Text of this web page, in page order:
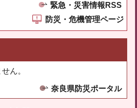
緊急・災害情報RSS
防災・危機管理ページ
ん。
奈良県防災ポータル